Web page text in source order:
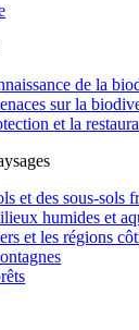
de la
sur la
et la
et des sous-sols
humides et
et les régions